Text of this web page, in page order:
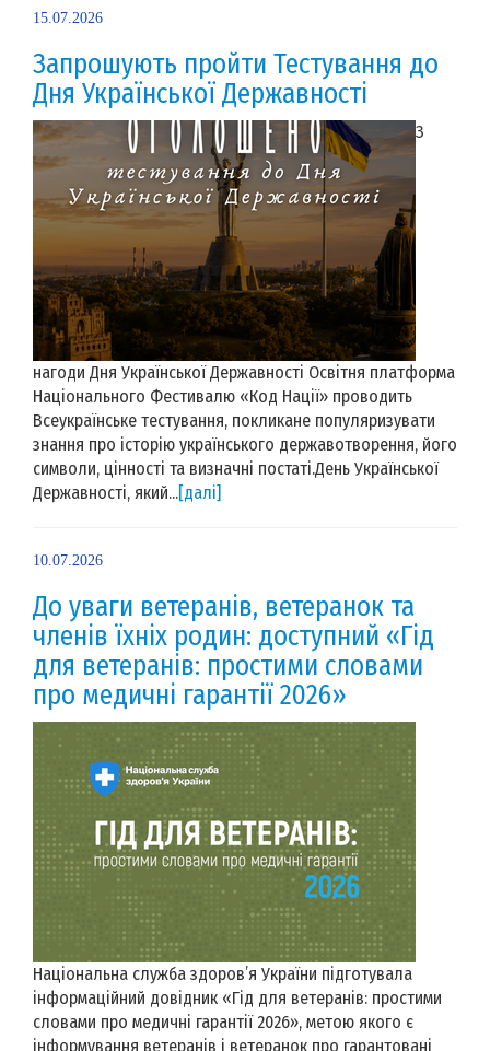
15.07.2026
Запрошують пройти Тестування до
Дня Української Державності
З
нагоди Дня Української Державності Освітня платформа
Національного Фестивалю «Код Нації» проводить
Всеукраїнське тестування, покликане популяризувати
знання про історію українського державотворення, його
символи, цінності та визначні постаті.День Української
Державності, який...[далі]
10.07.2026
До уваги ветеранів, ветеранок та
членів їхніх родин: доступний «Гід
для ветеранів: простими словами
про медичні гарантії 2026»
Національна служба здоров’я України підготувала
інформаційний довідник «Гід для ветеранів: простими
словами про медичні гарантії 2026», метою якого є
інформування ветеранів і ветеранок про гарантовані